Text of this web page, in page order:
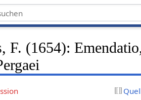
F. (1654):